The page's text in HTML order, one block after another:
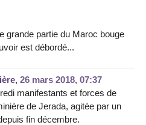
grande partie du Maroc bouge
est débordé...
26 mars 2018, 07:37
manifestants et forces de
de Jerada, agitée par un
fin décembre.